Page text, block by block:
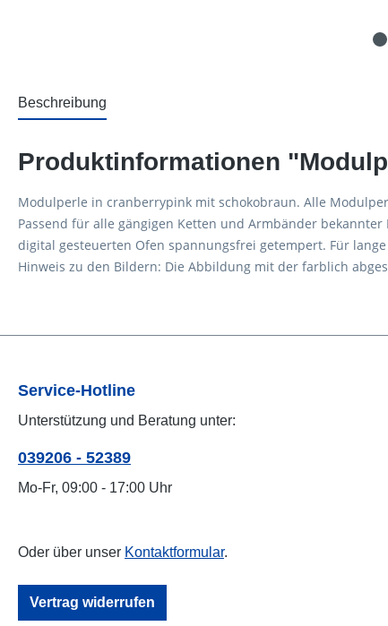
Beschreibung
Produktinformationen
Modulperle in cranberrypink mit schokobraun. Alle
Passend für alle gängigen Ketten und Armbänder
digital gesteuerten Ofen spannungsfrei getempert. Für
Hinweis zu den Bildern: Die Abbildung mit der farblich
Service-Hotline
Unterstützung und Beratung unter:
039206 - 52389
Mo-Fr, 09:00 - 17:00 Uhr
Oder über unser Kontaktformular.
Vertrag widerrufen